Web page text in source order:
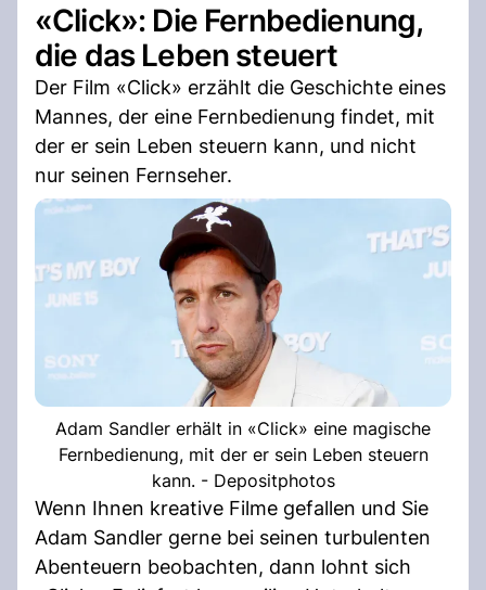
«Click»: Die Fernbedienung,
die das Leben steuert
Der Film «Click» erzählt die Geschichte eines
Mannes, der eine Fernbedienung findet, mit
der er sein Leben steuern kann, und nicht
nur seinen Fernseher.
Adam Sandler erhält in «Click» eine magische
Fernbedienung, mit der er sein Leben steuern
kann. - Depositphotos
Wenn Ihnen kreative Filme gefallen und Sie
Adam Sandler gerne bei seinen turbulenten
Abenteuern beobachten, dann lohnt sich